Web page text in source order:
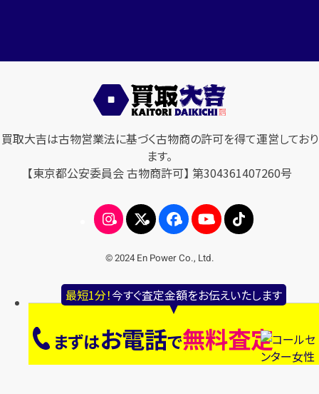
最短1分！今すぐ査定金額をお伝えいたします
まずはお電話で無料査定
買取大吉は古物営業法に基づく古物商の許可を得て運営しており
ます。
【東京都公安委員会 古物商許可】 第304361407260号
© 2024 En Power Co., Ltd.